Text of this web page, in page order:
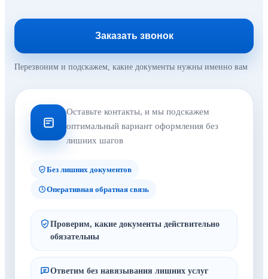
Заказать звонок
Перезвоним и подскажем, какие документы нужны именно вам
Оставьте контакты, и мы подскажем
оптимальный вариант оформления без
лишних шагов
Без лишних документов
Оперативная обратная связь
Проверим, какие документы действительно
обязательны
Ответим без навязывания лишних услуг